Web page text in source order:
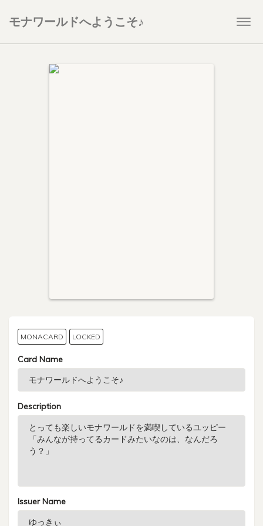
モナワールドへようこそ♪
MONACARD LOCKED
Card Name
Description
Issuer Name